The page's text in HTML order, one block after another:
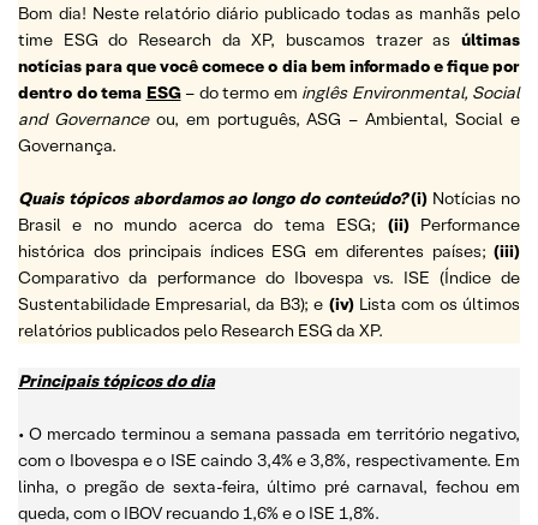
Bom dia! Neste relatório diário publicado todas as manhãs pelo
time ESG do Research da XP, buscamos trazer as últimas
notícias para que você comece o dia bem informado e fique por
dentro do tema ESG – do termo em inglês Environmental, Social
and Governance ou, em português, ASG – Ambiental, Social e
Governança.
Quais tópicos abordamos ao longo do conteúdo? (i) Notícias no
Brasil e no mundo acerca do tema ESG; (ii)Performance
histórica dos principais índices ESG em diferentes países; (iii)
Comparativo da performance do Ibovespa vs. ISE (Índice de
Sustentabilidade Empresarial, da B3); e (iv)Lista com os últimos
relatórios publicados pelo Research ESG da XP.
Principais tópicos do dia
• O mercado terminou a semana passada em território negativo,
com o Ibovespa e o ISE caindo 3,4% e 3,8%, respectivamente. Em
linha, o pregão de sexta-feira, último pré carnaval, fechou em
queda, com o IBOV recuando 1,6% e o ISE 1,8%.